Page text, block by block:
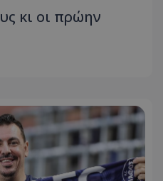
κι οι πρώην